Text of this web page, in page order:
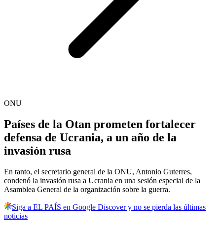
ONU
Países de la Otan prometen fortalecer
defensa de Ucrania, a un año de la
invasión rusa
En tanto, el secretario general de la ONU, Antonio Guterres,
condenó la invasión rusa a Ucrania en una sesión especial de la
Asamblea General de la organización sobre la guerra.
Siga a EL PAÍS en Google Discover y no se pierda las últimas
noticias